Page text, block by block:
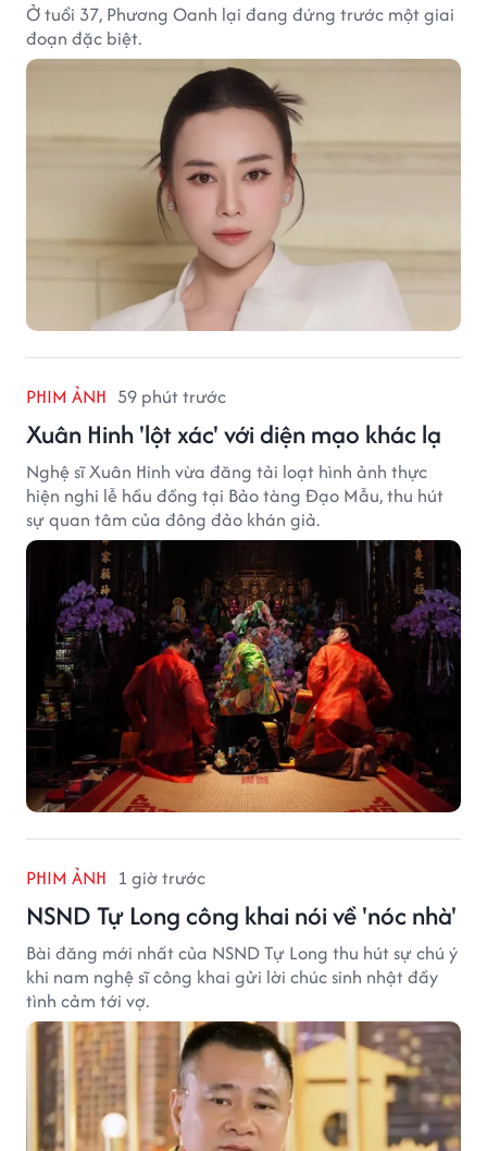
Ở tuổi 37, Phương Oanh lại đang đứng trước một giai
đoạn đặc biệt.
PHIM ẢNH 59 phút trước
Xuân Hinh 'lột xác' với diện mạo khác lạ
Nghệ sĩ Xuân Hinh vừa đăng tải loạt hình ảnh thực
hiện nghi lễ hầu đồng tại Bảo tàng Đạo Mẫu, thu hút
sự quan tâm của đông đảo khán giả.
PHIM ẢNH 1 giờ trước
NSND Tự Long công khai nói về 'nóc nhà'
Bài đăng mới nhất của NSND Tự Long thu hút sự chú ý
khi nam nghệ sĩ công khai gửi lời chúc sinh nhật đầy
tình cảm tới vợ.